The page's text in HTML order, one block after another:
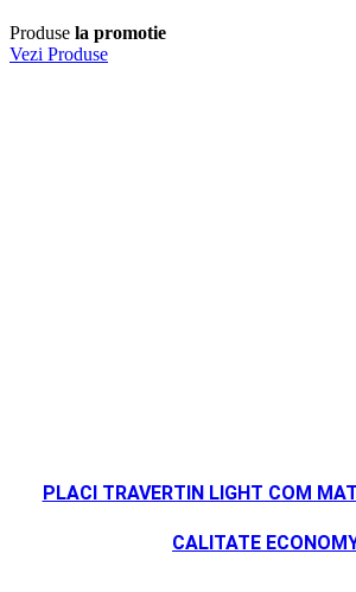
Produse la promotie
Vezi Produse
PLACI TRAVERTIN LIGHT COM
CALITATE